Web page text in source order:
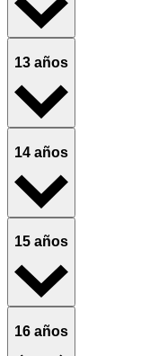
13 años
14 años
15 años
16 años